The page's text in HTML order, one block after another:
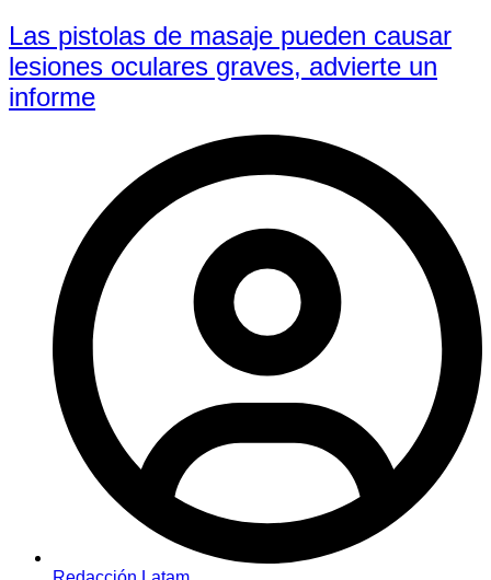
Las pistolas de masaje pueden causar
lesiones oculares graves, advierte un
informe